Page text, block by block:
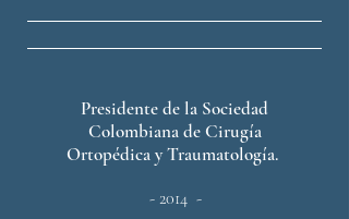
Presidente de la Sociedad
Colombiana de Cirugía
Ortopédica y Traumatología.
- 2014 -